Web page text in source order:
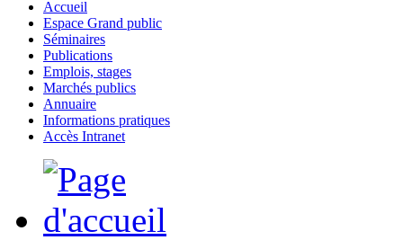
Accueil
Espace Grand public
Séminaires
Publications
Emplois, stages
Marchés publics
Annuaire
Informations pratiques
Accès Intranet